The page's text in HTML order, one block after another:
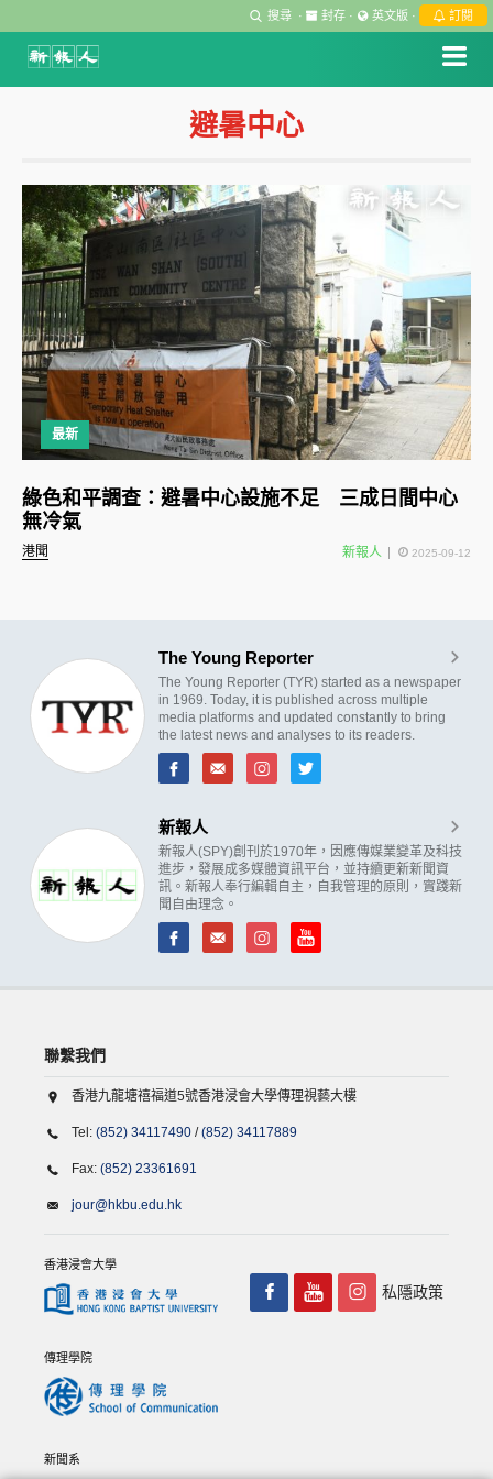
搜尋 · 封存 · 英文版 · 訂閱
避暑中心
最新
港聞
綠色和平調查：避暑中心設施不足 三成日間中心
無冷氣
新報人 2025-09-12
The Young Reporter
The Young Reporter (TYR) started as a newspaper
in 1969. Today, it is published across multiple
media platforms and updated constantly to bring
the latest news and analyses to its readers.
新報人
新報人(SPY)創刊於1970年，因應傳媒業變革及科技
進步，發展成多媒體資訊平台，並持續更新新聞資
訊。新報人奉行編輯自主，自我管理的原則，實踐新
聞自由理念。
聯繫我們
香港九龍塘禧福道5號香港浸會大學傳理視藝大樓
Tel: (852) 34117490 /(852) 34117889
Fax: (852) 23361691
jour@hkbu.edu.hk
香港浸會大學
傳理學院
新聞系
私隱政策